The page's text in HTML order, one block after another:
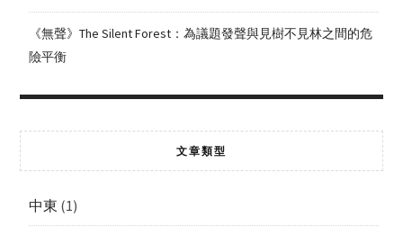
《無聲》The Silent Forest：為議題發聲與見樹不見林之間的危
險平衡
文章類型
中東 (1)